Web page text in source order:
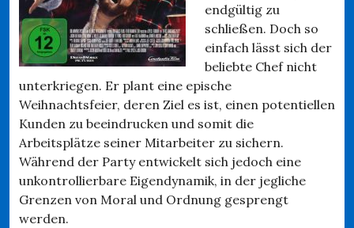
endgültig zu
schließen. Doch so
einfach lässt sich der
beliebte Chef nicht
unterkriegen. Er plant eine epische
Weihnachtsfeier, deren Ziel es ist, einen potentiellen
Kunden zu beeindrucken und somit die
Arbeitsplätze seiner Mitarbeiter zu sichern.
Während der Party entwickelt sich jedoch eine
unkontrollierbare Eigendynamik, in der jegliche
Grenzen von Moral und Ordnung gesprengt
werden.